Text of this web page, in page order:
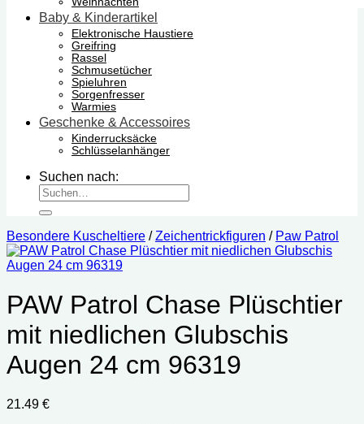
Baby & Kinderartikel
Elektronische Haustiere
Greifring
Rassel
Schmusetücher
Spieluhren
Sorgenfresser
Warmies
Geschenke & Accessoires
Kinderrucksäcke
Schlüsselanhänger
Suchen nach:
Besondere Kuscheltiere / Zeichentrickfiguren / Paw Patrol
PAW Patrol Chase Plüschtier
mit niedlichen Glubschis
Augen 24 cm ‎96319
21.49 €